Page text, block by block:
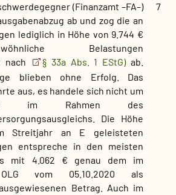
7
(Finanzamt –FA–)
ab und zog die an
lediglich in Höhe von 9.744 €
Belastungen
nach
§ 33a Abs. 1 EStG)ab.
blieben ohne Erfolg. Das
aus, es handele sich nicht um
im Rahmen des
Die Höhe
Streitjahr an E geleisteten
entspreche in den meisten
mit 4.062 € genau dem im
vom 05.10.2020 als
Betrag. Auch im